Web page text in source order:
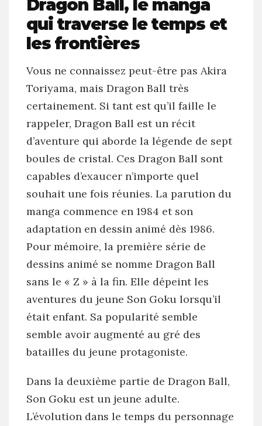
Dragon Ball, le manga
qui traverse le temps et
les frontières
Vous ne connaissez peut-être pas Akira
Toriyama, mais Dragon Ball très
certainement. Si tant est qu’il faille le
rappeler, Dragon Ball est un récit
d’aventure qui aborde la légende de sept
boules de cristal. Ces Dragon Ball sont
capables d’exaucer n’importe quel
souhait une fois réunies. La parution du
manga commence en 1984 et son
adaptation en dessin animé dès 1986.
Pour mémoire, la première série de
dessins animé se nomme Dragon Ball
sans le « Z » à la fin. Elle dépeint les
aventures du jeune Son Goku lorsqu’il
était enfant. Sa popularité semble
semble avoir augmenté au gré des
batailles du jeune protagoniste.
Dans la deuxième partie de Dragon Ball,
Son Goku est un jeune adulte.
L’évolution dans le temps du personnage